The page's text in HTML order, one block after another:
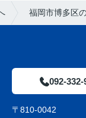
福岡市博多区
092-332-
〒810-0042